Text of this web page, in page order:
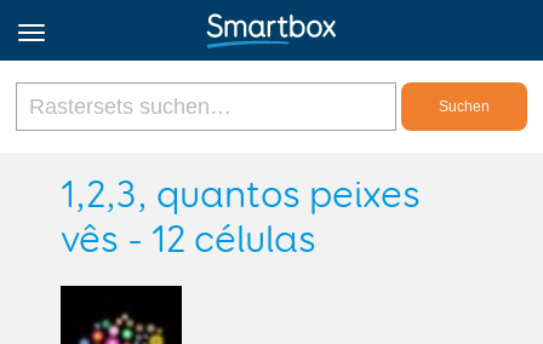
Online Grids
Anmeldung
1,2,3, quantos peixes
vês - 12 células